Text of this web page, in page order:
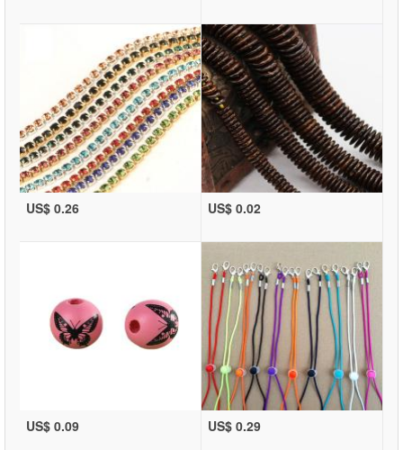
US$ 0.26 US$ 0.02
US$ 0.09 US$ 0.29